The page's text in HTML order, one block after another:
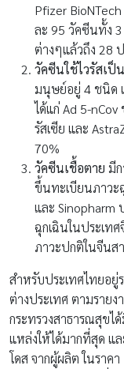
Pfizer
ละ 95 วัคซีนทั้ง
ต่างๆแล้วถึง 28
วัคซีนใช้ไวรัสเป็
มนุษย์อยู่ 4 ชนิด
ได้แก่ Ad 5-nCov
รัสเซีย และ
70%
วัคซีนเชื้อตาย มี
ขึ้นทะเบียนภาวะ
และ Sinopharm
ฉุกเฉินในประเท
ภาวะปกติในจีนส
สำหรับประเทศไทยอยู่
ต่างประเทศ ตามราย
กระทรวงสาธารณสุข
แหล่งให้ได้มากที่สุด แ
โดส จากผู้ผลิต ในราค